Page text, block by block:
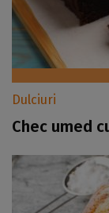
Dulciuri
Chec umed